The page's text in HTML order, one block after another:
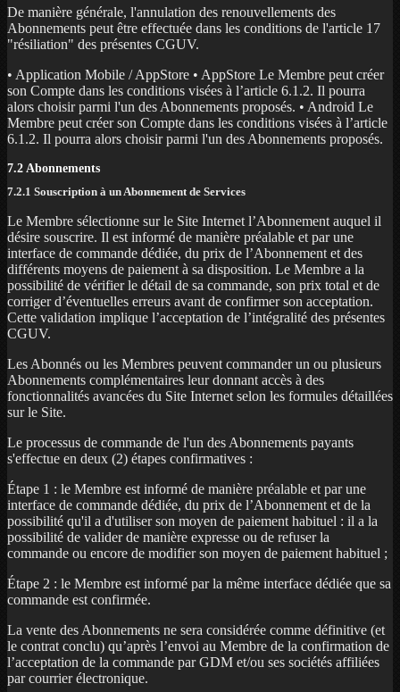
De manière générale, l'annulation des renouvellements des
Abonnements peut être effectuée dans les conditions de l'article 17
"résiliation" des présentes CGUV.
• Application Mobile / AppStore • AppStore Le Membre peut créer
son Compte dans les conditions visées à l’article 6.1.2. Il pourra
alors choisir parmi l'un des Abonnements proposés. • Android Le
Membre peut créer son Compte dans les conditions visées à l’article
6.1.2. Il pourra alors choisir parmi l'un des Abonnements proposés.
7.2 Abonnements
7.2.1 Souscription à un Abonnement de Services
Le Membre sélectionne sur le Site Internet l’Abonnement auquel il
désire souscrire. Il est informé de manière préalable et par une
interface de commande dédiée, du prix de l’Abonnement et des
différents moyens de paiement à sa disposition. Le Membre a la
possibilité de vérifier le détail de sa commande, son prix total et de
corriger d’éventuelles erreurs avant de confirmer son acceptation.
Cette validation implique l’acceptation de l’intégralité des présentes
CGUV.
Les Abonnés ou les Membres peuvent commander un ou plusieurs
Abonnements complémentaires leur donnant accès à des
fonctionnalités avancées du Site Internet selon les formules détaillées
sur le Site.
Le processus de commande de l'un des Abonnements payants
s'effectue en deux (2) étapes confirmatives :
Étape 1 : le Membre est informé de manière préalable et par une
interface de commande dédiée, du prix de l’Abonnement et de la
possibilité qu'il a d'utiliser son moyen de paiement habituel : il a la
possibilité de valider de manière expresse ou de refuser la
commande ou encore de modifier son moyen de paiement habituel ;
Étape 2 : le Membre est informé par la même interface dédiée que sa
commande est confirmée.
La vente des Abonnements ne sera considérée comme définitive (et
le contrat conclu) qu’après l’envoi au Membre de la confirmation de
l’acceptation de la commande par GDM et/ou ses sociétés affiliées
par courrier électronique.